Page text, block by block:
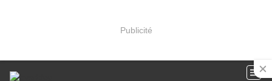
Publicité